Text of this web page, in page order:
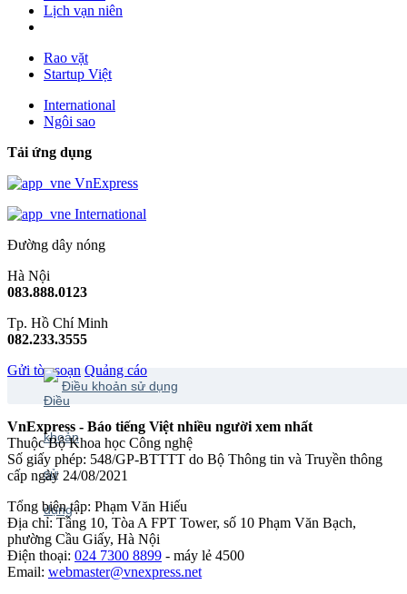
Lịch vạn niên
Rao vặt
Startup Việt
International
Ngôi sao
Tải ứng dụng
VnExpress
International
Đường dây nóng
Hà Nội
083.888.0123
Tp. Hồ Chí Minh
082.233.3555
Gửi tòa soạn Quảng cáo
Điều khoản sử dụng
VnExpress - Báo tiếng Việt nhiều người xem nhất
Thuộc Bộ Khoa học Công nghệ
Số giấy phép: 548/GP-BTTTT do Bộ Thông tin và Truyền thông
cấp ngày 24/08/2021
Tổng biên tập: Phạm Văn Hiếu
Địa chỉ: Tầng 10, Tòa A FPT Tower, số 10 Phạm Văn Bạch,
phường Cầu Giấy, Hà Nội
Điện thoại: 024 7300 8899 - máy lẻ 4500
Email: webmaster@vnexpress.net